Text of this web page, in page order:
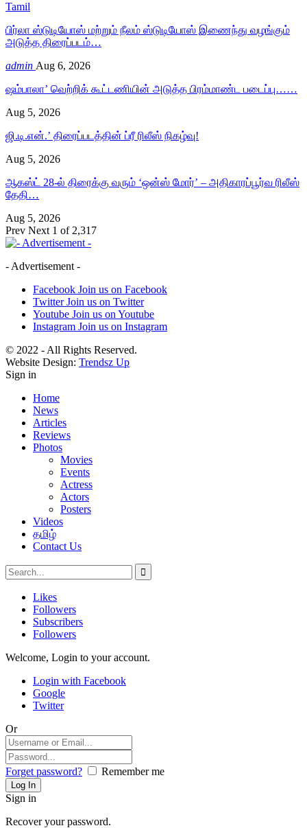
Tamil
பிர்லா ஸ்டுடியோஸ் மற்றும் நீலம் ஸ்டுடியோஸ் இணைந்து வழங்கும்
அடுத்த திரைப்படம்…
admin Aug 6, 2026
ஷம்பாலா’ வெற்றிக் கூட்டணியின் அடுத்த பிரம்மாண்ட படைப்பு……
Aug 5, 2026
ஜி.டி.என்.’ திரைப்படத்தின் ப்ரீ ரிலீஸ் நிகழ்வு!
Aug 5, 2026
ஆகஸ்ட் 28-ல் திரைக்கு வரும் ‘ஒன்ஸ் மோர்’ – அதிகாரப்பூர்வ ரிலீஸ்
தேதி…
Aug 5, 2026
Prev Next 1 of 2,317
- Advertisement -
Facebook Join us on Facebook
Twitter Join us on Twitter
Youtube Join us on Youtube
Instagram Join us on Instagram
© 2022 - All Rights Reserved.
Website Design: Trendsz Up
Sign in
Home
News
Articles
Reviews
Photos
Movies
Events
Actress
Actors
Posters
Videos
தமிழ்
Contact Us
Likes
Followers
Subscribers
Followers
Welcome, Login to your account.
Login with Facebook
Google
Twitter
Or
Forget password? Remember me
Sign in
Recover your password.